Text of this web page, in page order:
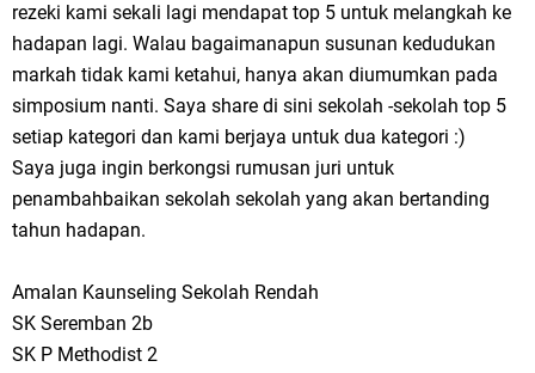
rezeki kami sekali lagi mendapat top 5 untuk melangkah ke
hadapan lagi. Walau bagaimanapun susunan kedudukan
markah tidak kami ketahui, hanya akan diumumkan pada
simposium nanti. Saya share di sini sekolah -sekolah top 5
setiap kategori dan kami berjaya untuk dua kategori :)
Saya juga ingin berkongsi rumusan juri untuk
penambahbaikan sekolah sekolah yang akan bertanding
tahun hadapan.
Amalan Kaunseling Sekolah Rendah
SK Seremban 2b
SK P Methodist 2